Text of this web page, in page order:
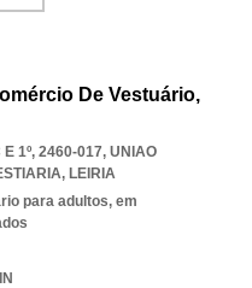
De Vestuário,
1º, 2460-017, UNIAO
, LEIRIA
para adultos, em